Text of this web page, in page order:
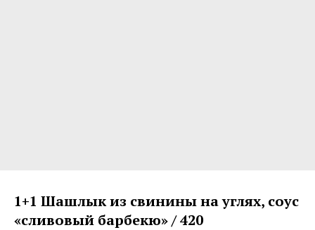
1+1 Шашлык из свинины на углях, соус
«сливовый барбекю» / 420